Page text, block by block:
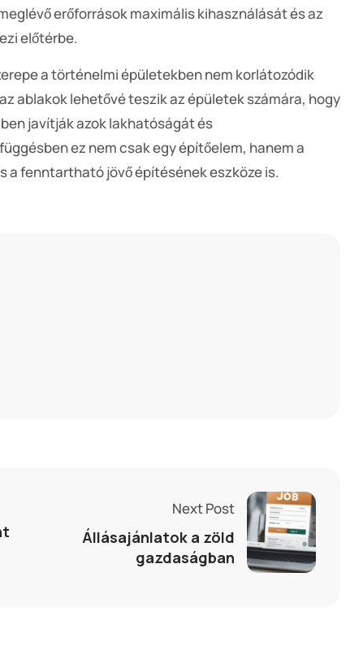
erőforrások maximális kihasználását és az
előtérbe.
a történelmi épületekben nem korlátozódik
ablakok lehetővé teszik az épületek számára, hogy
javítják azok lakhatóságát és
ez nem csak egy építőelem, hanem a
a fenntartható jövő építésének eszköze is.
Next Post
Állásajánlatok a zöld
gazdaságban